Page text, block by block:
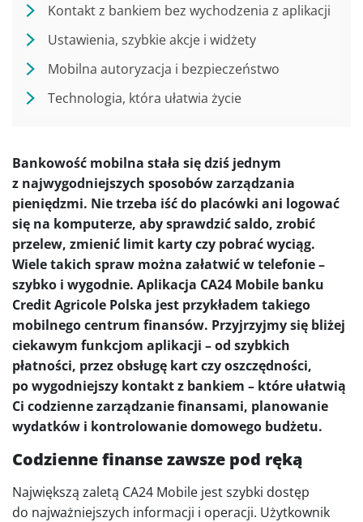
Kontakt z bankiem bez wychodzenia z aplikacji
Ustawienia, szybkie akcje i widżety
Mobilna autoryzacja i bezpieczeństwo
Technologia, która ułatwia życie
Bankowość mobilna stała się dziś jednym
z najwygodniejszych sposobów zarządzania
pieniędzmi. Nie trzeba iść do placówki ani logować
się na komputerze, aby sprawdzić saldo, zrobić
przelew, zmienić limit karty czy pobrać wyciąg.
Wiele takich spraw można załatwić w telefonie –
szybko i wygodnie. Aplikacja CA24 Mobile banku
Credit Agricole Polska jest przykładem takiego
mobilnego centrum finansów. Przyjrzyjmy się bliżej
ciekawym funkcjom aplikacji – od szybkich
płatności, przez obsługę kart czy oszczędności,
po wygodniejszy kontakt z bankiem – które ułatwią
Ci codzienne zarządzanie finansami, planowanie
wydatków i kontrolowanie domowego budżetu.
Codzienne finanse zawsze pod ręką
Największą zaletą CA24 Mobile jest szybki dostęp
do najważniejszych informacji i operacji. Użytkownik